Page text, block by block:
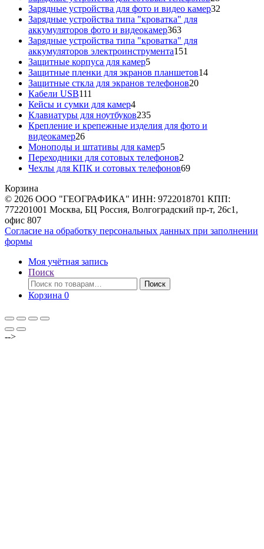
товаров
Зарядные устройства для фото и видео камер32
Зарядные устройства типа "кроватка" для
аккумуляторов фото и видеокамер363363
товара
Зарядные устройства типа "кроватка" для
аккумуляторов электроинструмента151
Защитные корпуса для камер55
товаров
Защитные пленки для экранов планшетов1414
Защитные сткла для экранов телефонов2020
Кабели USB111
товаров
Кейсы и сумки для камер44
товара
Клавиатуры для ноутбуков235235
товаров
Крепление и крепежные изделия для фото и
видеокамер2626
товаров
Моноподы и штативы для камер55
товаров
Переходники для сотовых телефонов2
товара
Чехлы для КПК и сотовых телефонов6969
Корзина
© 2026 ООО "ГЕОГРАФИКА" ИНН: 9722018701 КПП:
772201001 Москва, БЦ Россия, Волгоградский пр-т, 26с1,
офис 807
Согласие на обработку персональных данных при заполнении
формы
Моя учётная запись
Поиск
Искать:
Поиск
Корзина 0
-->